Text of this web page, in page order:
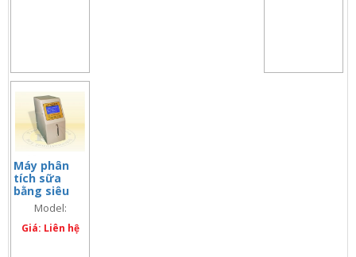
Máy phân
tích sữa
bằng siêu
âm mini –
LactiWhey
Model:
LactiWhey
Giá: Liên hệ